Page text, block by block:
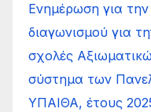
Ενημέρωση για
διαγωνισμού για
σχολές
σύστημα των
ΥΠΑΙΘΑ, έτους